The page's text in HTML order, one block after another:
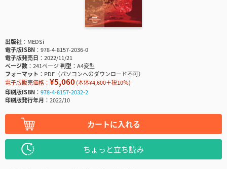
出版社
MEDSi
電子版ISBN
978-4-8157-2036-0
電子版発売日
2022/11/21
ページ数
241ページ判型
A4変型
フォーマット
PDF（パソコンへのダウンロード不可）
電子版販売価格： ¥5,060(本体¥4,600＋税10％)
印刷版ISBN
978-4-8157-2032-2
印刷版発行年月
2022/10
カートに入れる
ちょっと立ち読み